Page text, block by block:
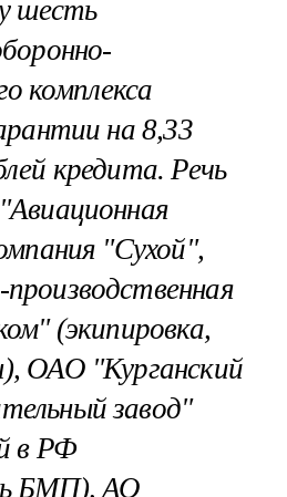
шесть
комплекса
на 8,33
кредита. Речь
"Сухой",
(экипировка,
ОАО "Курганский
завод"
в РФ
БМП), АО